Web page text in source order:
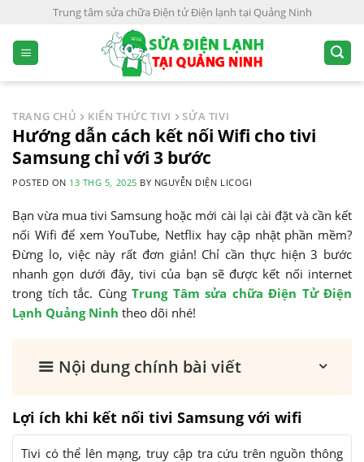
Trung tâm sửa chữa Điện tử Điện lạnh tại Quảng Ninh
TRANG CHỦ KIẾN THỨC TIVI SỬA TIVI
Hướng dẫn cách kết nối Wifi cho tivi
Samsung chỉ với 3 bước
POSTED ON 13 THG 5, 2025 BY NGUYỄN DIỆN LICOGI
Bạn vừa mua tivi Samsung hoặc mới cài lại cài đặt và cần kết
nối Wifi để xem YouTube, Netflix hay cập nhật phần mềm?
Đừng lo, việc này rất đơn giản! Chỉ cần thực hiện 3 bước
nhanh gọn dưới đây, tivi của bạn sẽ được kết nối internet
trong tích tắc. Cùng Trung Tâm sửa chữa Điện Tử Điện
Lạnh Quảng Ninh theo dõi nhé!
Nội dung chính bài viết
Lợi ích khi kết nối tivi Samsung với wifi
Tivi có thể lên mạng, truy cập tra cứu trên nguồn thông